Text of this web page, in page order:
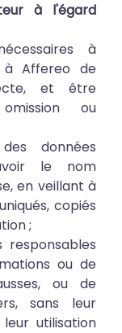
à l'égard
à
à Affereo de
et être
ou
données
le nom
en veillant à
copiés
;
responsables
ou de
ou de
sans leur
utilisation